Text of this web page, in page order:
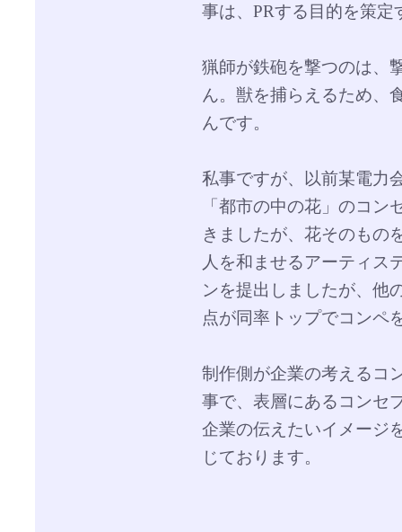
事は、PRする目的を策
猟師が鉄砲を撃つのは、
ん。獣を捕らえるため、
んです。
私事ですが、以前某電力
「都市の中の花」のコ
きましたが、花そのもの
人を和ませるアーティス
ンを提出しましたが、他
点が同率トップでコンペ
制作側が企業の考えるコ
事で、表層にあるコンセ
企業の伝えたいイメージ
じております。